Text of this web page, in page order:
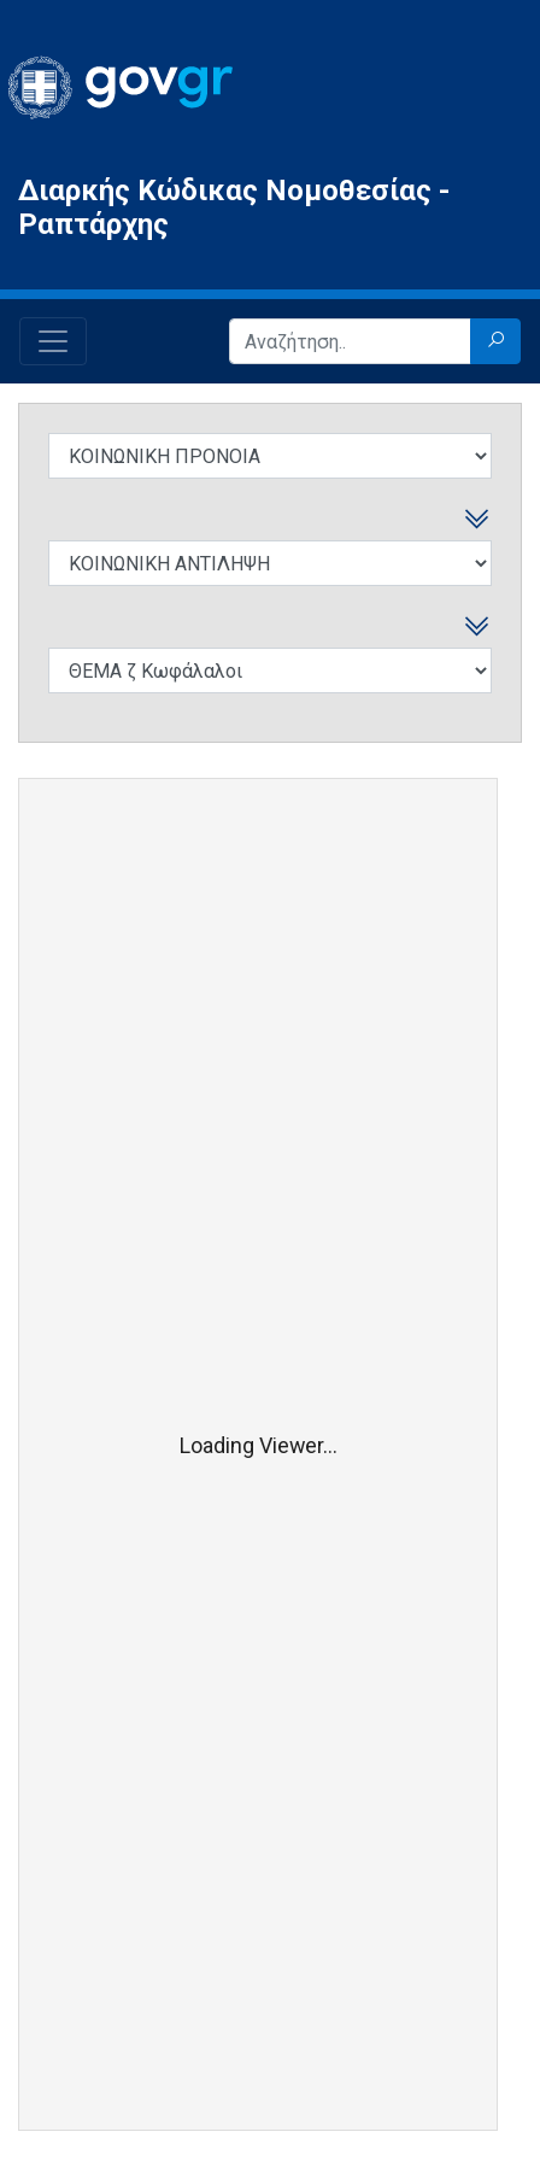
Gov.gr
Διαρκής Κώδικας Νομοθεσίας -
Ραπτάρχης
Loading Viewer...